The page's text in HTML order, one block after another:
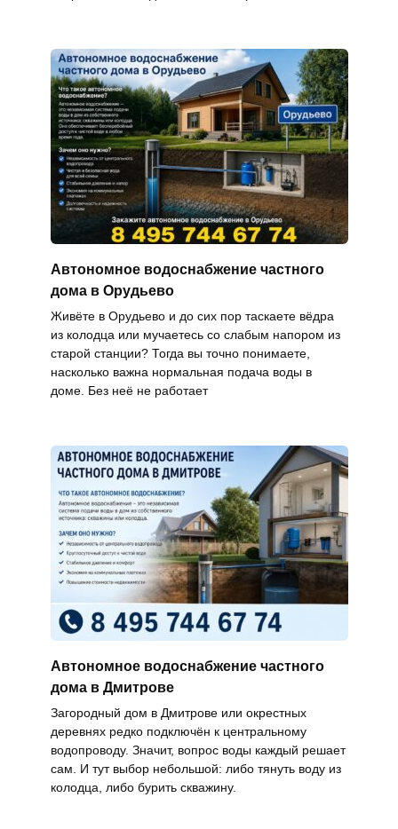
Автономное водоснабжение частного
дома в Орудьево
Живёте в Орудьево и до сих пор таскаете вёдра
из колодца или мучаетесь со слабым напором из
старой станции? Тогда вы точно понимаете,
насколько важна нормальная подача воды в
доме. Без неё не работает
Автономное водоснабжение частного
дома в Дмитрове
Загородный дом в Дмитрове или окрестных
деревнях редко подключён к центральному
водопроводу. Значит, вопрос воды каждый решает
сам. И тут выбор небольшой: либо тянуть воду из
колодца, либо бурить скважину.